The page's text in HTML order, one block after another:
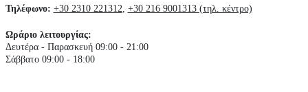
Τηλέφωνο: +30 2310 221312, +30 216 9001313 (τηλ. κέντρο)
Ωράριο λειτουργίας:
Δευτέρα - Παρασκευή 09:00 - 21:00
Σάββατο 09:00 - 18:00